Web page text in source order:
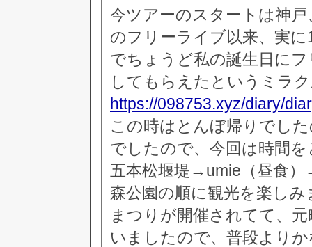
今ツアーのスタートは神
のフリーライブ以来、実
でちょうど私の誕生日に
してもらえたというミラ
https://098753.xyz/diary/
この時はとんぼ帰りでし
でしたので、今回は時間
五本松堰堤→umie（昼食
森公園の順に観光を楽し
まつりが開催されてて、
いましたので、普段より